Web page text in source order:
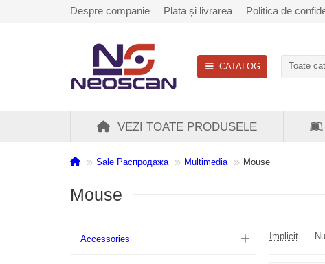
Despre companie Plata și livrarea Politica de
CATALOG Toate
VEZI TOATE PRODUSELE
Sale Распродажа Multimedia Mouse
Mouse
Accessories Implicit